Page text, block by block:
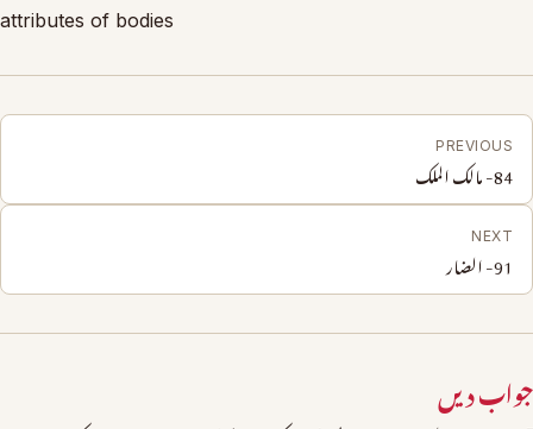
attributes of bodies
PREVIOUS
84- مالک الملک
NEXT
91- الضار
جواب دیں